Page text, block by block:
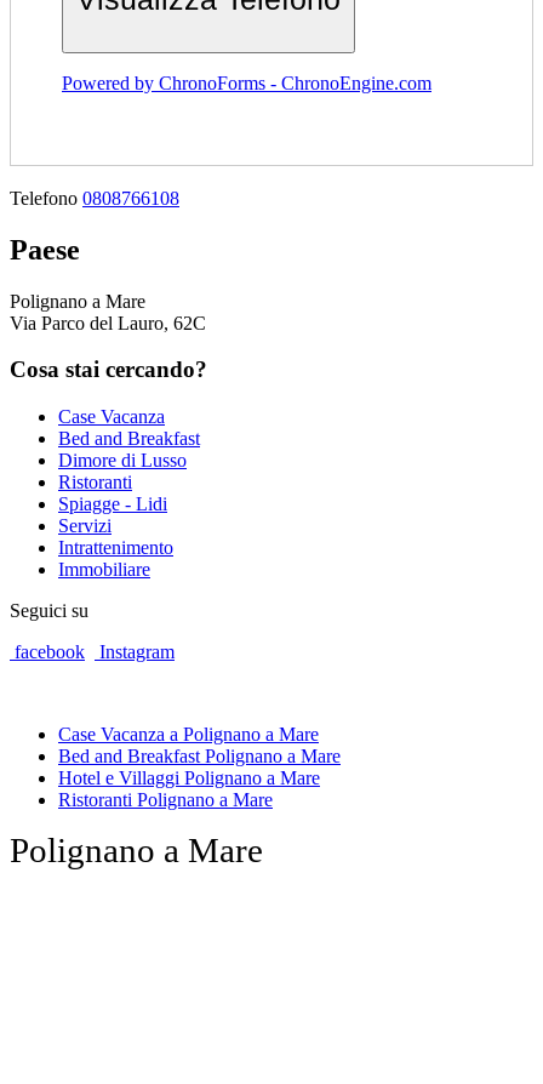
Powered by ChronoForms - ChronoEngine.com
Telefono 0808766108
Paese
Polignano a Mare
Via Parco del Lauro, 62C
Cosa stai cercando?
Case Vacanza
Bed and Breakfast
Dimore di Lusso
Ristoranti
Spiagge - Lidi
Servizi
Intrattenimento
Immobiliare
Seguici su
facebook
Instagram
Case Vacanza a Polignano a Mare
Bed and Breakfast Polignano a Mare
Hotel e Villaggi Polignano a Mare
Ristoranti Polignano a Mare
Polignano a Mare